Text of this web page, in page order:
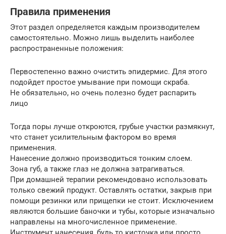
Правила применения
Этот раздел определяется каждым производителем
самостоятельно. Можно лишь выделить наиболее
распространенные положения:
Первостепенно важно очистить эпидермис. Для этого
подойдет простое умывание при помощи скраба.
Не обязательно, но очень полезно будет распарить
лицо
Тогда поры лучше откроются, грубые участки размякнут,
что станет усилительным фактором во время
применения.
Нанесение должно производиться тонким слоем.
Зона губ, а также глаз не должна затрагиваться.
При домашней терапии рекомендовано использовать
только свежий продукт. Оставлять остатки, закрыв при
помощи резинки или прищепки не стоит. Исключением
являются большие баночки и тубы, которые изначально
направлены на многочисленное применение.